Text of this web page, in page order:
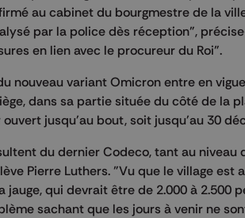
au cabinet du bourgmestre de la
par la police dès réception",
en lien avec le procureur du Roi".
nouveau variant Omicron entre en
dans sa partie située du côté de la
jusqu'au bout, soit jusqu'au 30
du dernier Codeco, tant au niveau
Pierre Luthers. "Vu que le village est
qui devrait être de 2.000 à 2.500
sachant que les jours à venir ne